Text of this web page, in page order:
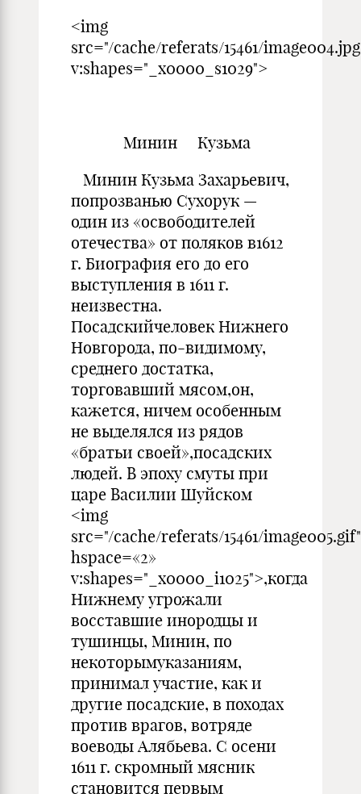
<img
src="/cache/referats/15461/
v:shapes="_x0000_s1029">
Минин Кузьма
Минин Кузьма Захарьевич,
попрозванью Сухорук —
один из «освободителей
отечества» от поляков в1612
г. Биография его до его
выступления в 1611 г.
неизвестна.
Посадскийчеловек Нижнего
Новгорода, по-видимому,
среднего достатка,
торговавший мясом,он,
кажется, ничем особенным
не выделялся из рядов
«братьи своей»,посадских
людей. В эпоху смуты при
царе Василии Шуйском
<img
src="/cache/referats/15461/image005.gif"
hspace=«2»
v:shapes="_x0000_i1025">,когда
Нижнему угрожали
восставшие инородцы и
тушинцы, Минин, по
некоторымуказаниям,
принимал участие, как и
другие посадские, в походах
против врагов, вотряде
воеводы Алябьева. С осени
1611 г. скромный мясник
становится первым